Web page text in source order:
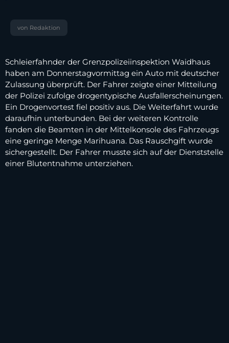
von Redaktion
Schleierfahnder der Grenzpolizeiinspektion Waidhaus
haben am Donnerstagvormittag ein Auto mit deutscher
Zulassung überprüft. Der Fahrer zeigte einer Mitteilung
der Polizei zufolge drogentypische Ausfallerscheinungen.
Ein Drogenvortest fiel positiv aus. Die Weiterfahrt wurde
daraufhin unterbunden. Bei der weiteren Kontrolle
fanden die Beamten in der Mittelkonsole des Fahrzeugs
eine geringe Menge Marihuana. Das Rauschgift wurde
sichergestellt. Der Fahrer musste sich auf der Dienststelle
einer Blutentnahme unterziehen.